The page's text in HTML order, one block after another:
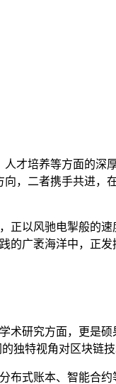
才培养等方面的深
，二者携手共进，
以风驰电掣般的
广袤海洋中，正
研究方面，更是
独特视角对区块链技
式账本、智能合